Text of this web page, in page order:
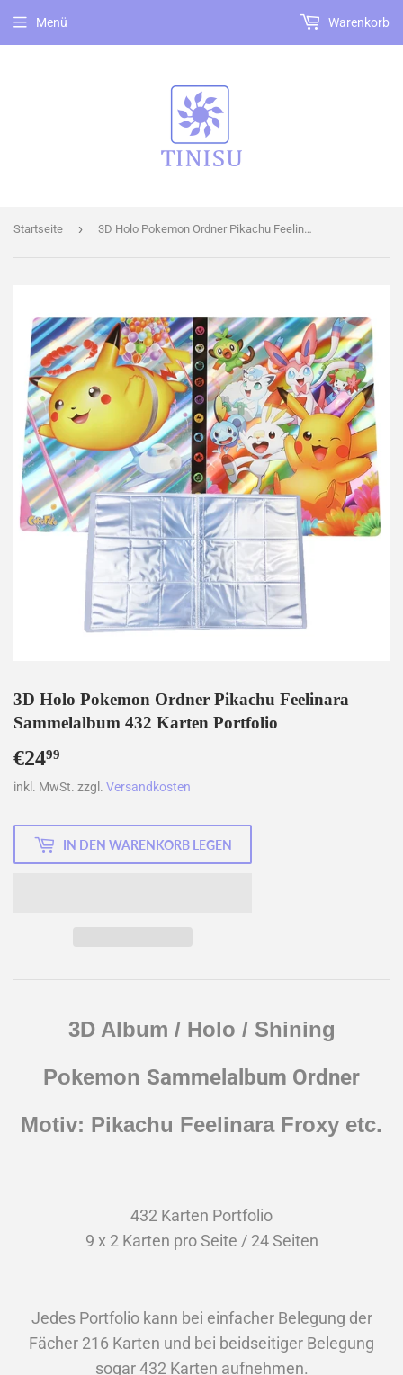
Menü Warenkorb
Startseite › 3D Holo Pokemon Ordner Pikachu Feelinara Sammelalbum 432 Karten Portfolio
3D Holo Pokemon Ordner Pikachu Feelinara
Sammelalbum 432 Karten Portfolio
€2499
inkl. MwSt. zzgl. Versandkosten
IN DEN WARENKORB LEGEN
3D Album / Holo / Shining
Pokemon Sammelalbum Ordner
Motiv: Pikachu Feelinara Froxy etc.
432 Karten Portfolio
9 x 2 Karten pro Seite / 24 Seiten
Jedes Portfolio kann bei einfacher Belegung der
Fächer 216 Karten und bei beidseitiger Belegung
sogar 432 Karten aufnehmen.